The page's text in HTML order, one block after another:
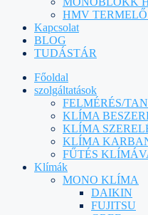
HMV
Kapcsolat
BLOG
TUDÁSTÁR
Főoldal
szolgáltatások
FELMÉRÉS/
KLÍMA
KLÍMA
KLÍMA
FŰTÉS
Klímák
MONO KLÍMA
DAIKIN
FUJITSU